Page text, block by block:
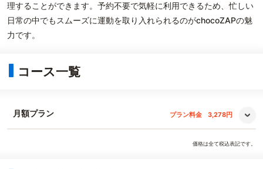
理することができます。予約不要で気軽に利用できるため、忙しい
日常の中でもスムーズに運動を取り入れられるのがchocoZAPの魅
力です。
コース一覧
月額プラン プラン料金 3,278円
価格は全て税込表記です。